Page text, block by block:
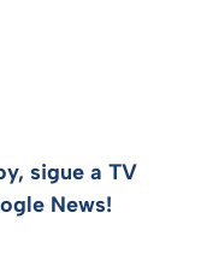
sigue a TV
News!